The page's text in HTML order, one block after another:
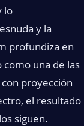
lo
y la
profundiza en
una de las
proyección
el resultado
siguen.